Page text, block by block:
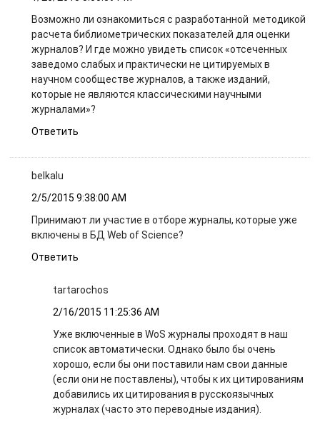
Возможно ли ознакомиться с разработанной методикой
расчета библиометрических показателей для оценки
журналов? И где можно увидеть список «отсеченных
заведомо слабых и практически не цитируемых в
научном сообществе журналов, а также изданий,
которые не являются классическими научными
журналами»?
Ответить
belkalu
2/5/2015 9:38:00 AM
Принимают ли участие в отборе журналы, которые уже
включены в БД Web of Science?
Ответить
tartarochos
2/16/2015 11:25:36 AM
Уже включенные в WoS журналы проходят в наш
список автоматически. Однако было бы очень
хорошо, если бы они поставили нам свои данные
(если они не поставлены), чтобы к их цитированиям
добавились их цитирования в русскоязычных
журналах (часто это переводные издания).